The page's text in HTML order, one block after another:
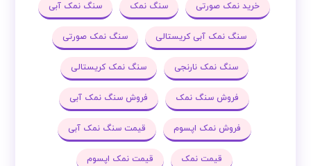
خرید نمک صورتی سنگ نمک سنگ نمک آبی
سنگ نمک آبی کریستالی سنگ نمک صورتی
سنگ نمک نارنجی سنگ نمک کریستالی
فروش سنگ نمک فروش سنگ نمک آبی
فروش نمک اپسوم قیمت سنگ نمک آبی
قیمت نمک قیمت نمک اپسوم